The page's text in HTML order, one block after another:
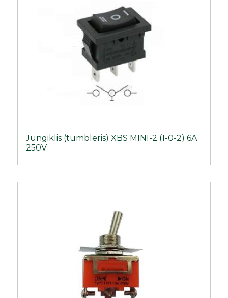
Jungiklis (tumbleris) XBS MINI-2 (1-0-2) 6A
250V